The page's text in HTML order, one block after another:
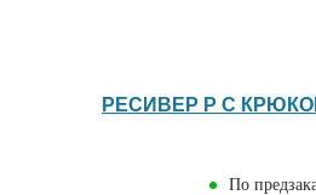
РЕСИВЕР P С
По